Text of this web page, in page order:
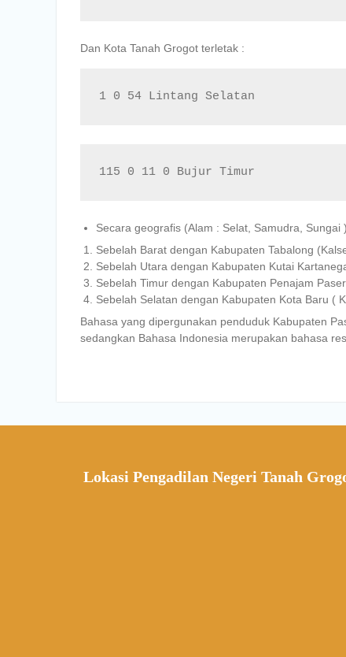
Dan Kota Tanah Grogot terletak :
1 0 54 Lintang Selatan
115 0 11 0 Bujur Timur
Secara geografis (Alam : Selat, Samudra,
Sebelah Barat dengan Kabupaten Tabalong
Sebelah Utara dengan Kabupaten Kutai
Sebelah Timur dengan Kabupaten Penajam
Sebelah Selatan dengan Kabupaten Kota Baru (
Bahasa yang dipergunakan penduduk Kabupaten
sedangkan Bahasa Indonesia merupakan bahasa
Lokasi Pengadilan Negeri Tanah